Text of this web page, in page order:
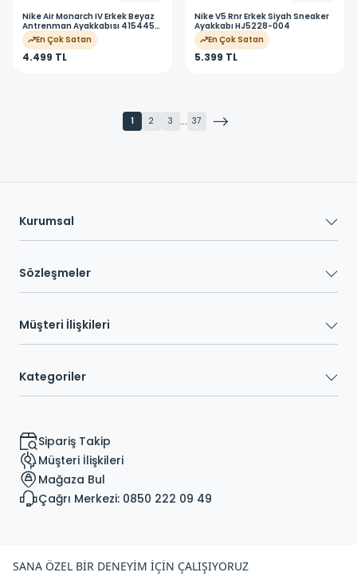
NikeAir Monarch IV Erkek Beyaz
Antrenman Ayakkabısı 415445-
102En Çok Satan
4.499 TL
NikeV5 Rnr Erkek Siyah Sneaker
Ayakkabı HJ5228-004
En Çok Satan
5.399 TL
1 2 3 ... 37
Kurumsal
Sözleşmeler
Müşteri İlişkileri
Kategoriler
Sipariş Takip
Müşteri İlişkileri
Mağaza Bul
Çağrı Merkezi: 0850 222 09 49